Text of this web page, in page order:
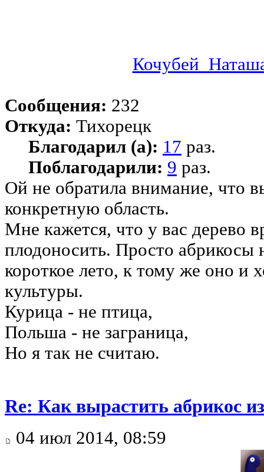
Сообщения: 232
Откуда: Тихорецк
Благодарил (а): 17 раз.
Поблагодарили: 9 раз.
Ой не обратила внимание, что
конкретную область.
Мне кажется, что у вас дерево
плодоносить. Просто абрикосы
короткое лето, к тому же оно и
культуры.
Курица - не птица,
Польша - не заграница,
Но я так не считаю.
Re: Как вырастить абрикос
04 июл 2014, 08:59